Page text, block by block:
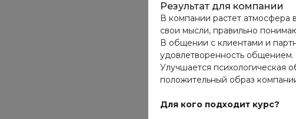
Результат для компании
В компании растет атмосфера
свои мысли, правильно
В общении с клиентами и
удовлетворенность общением.
Улучшается психологическая
положительный образ
Для кого подходит курс?